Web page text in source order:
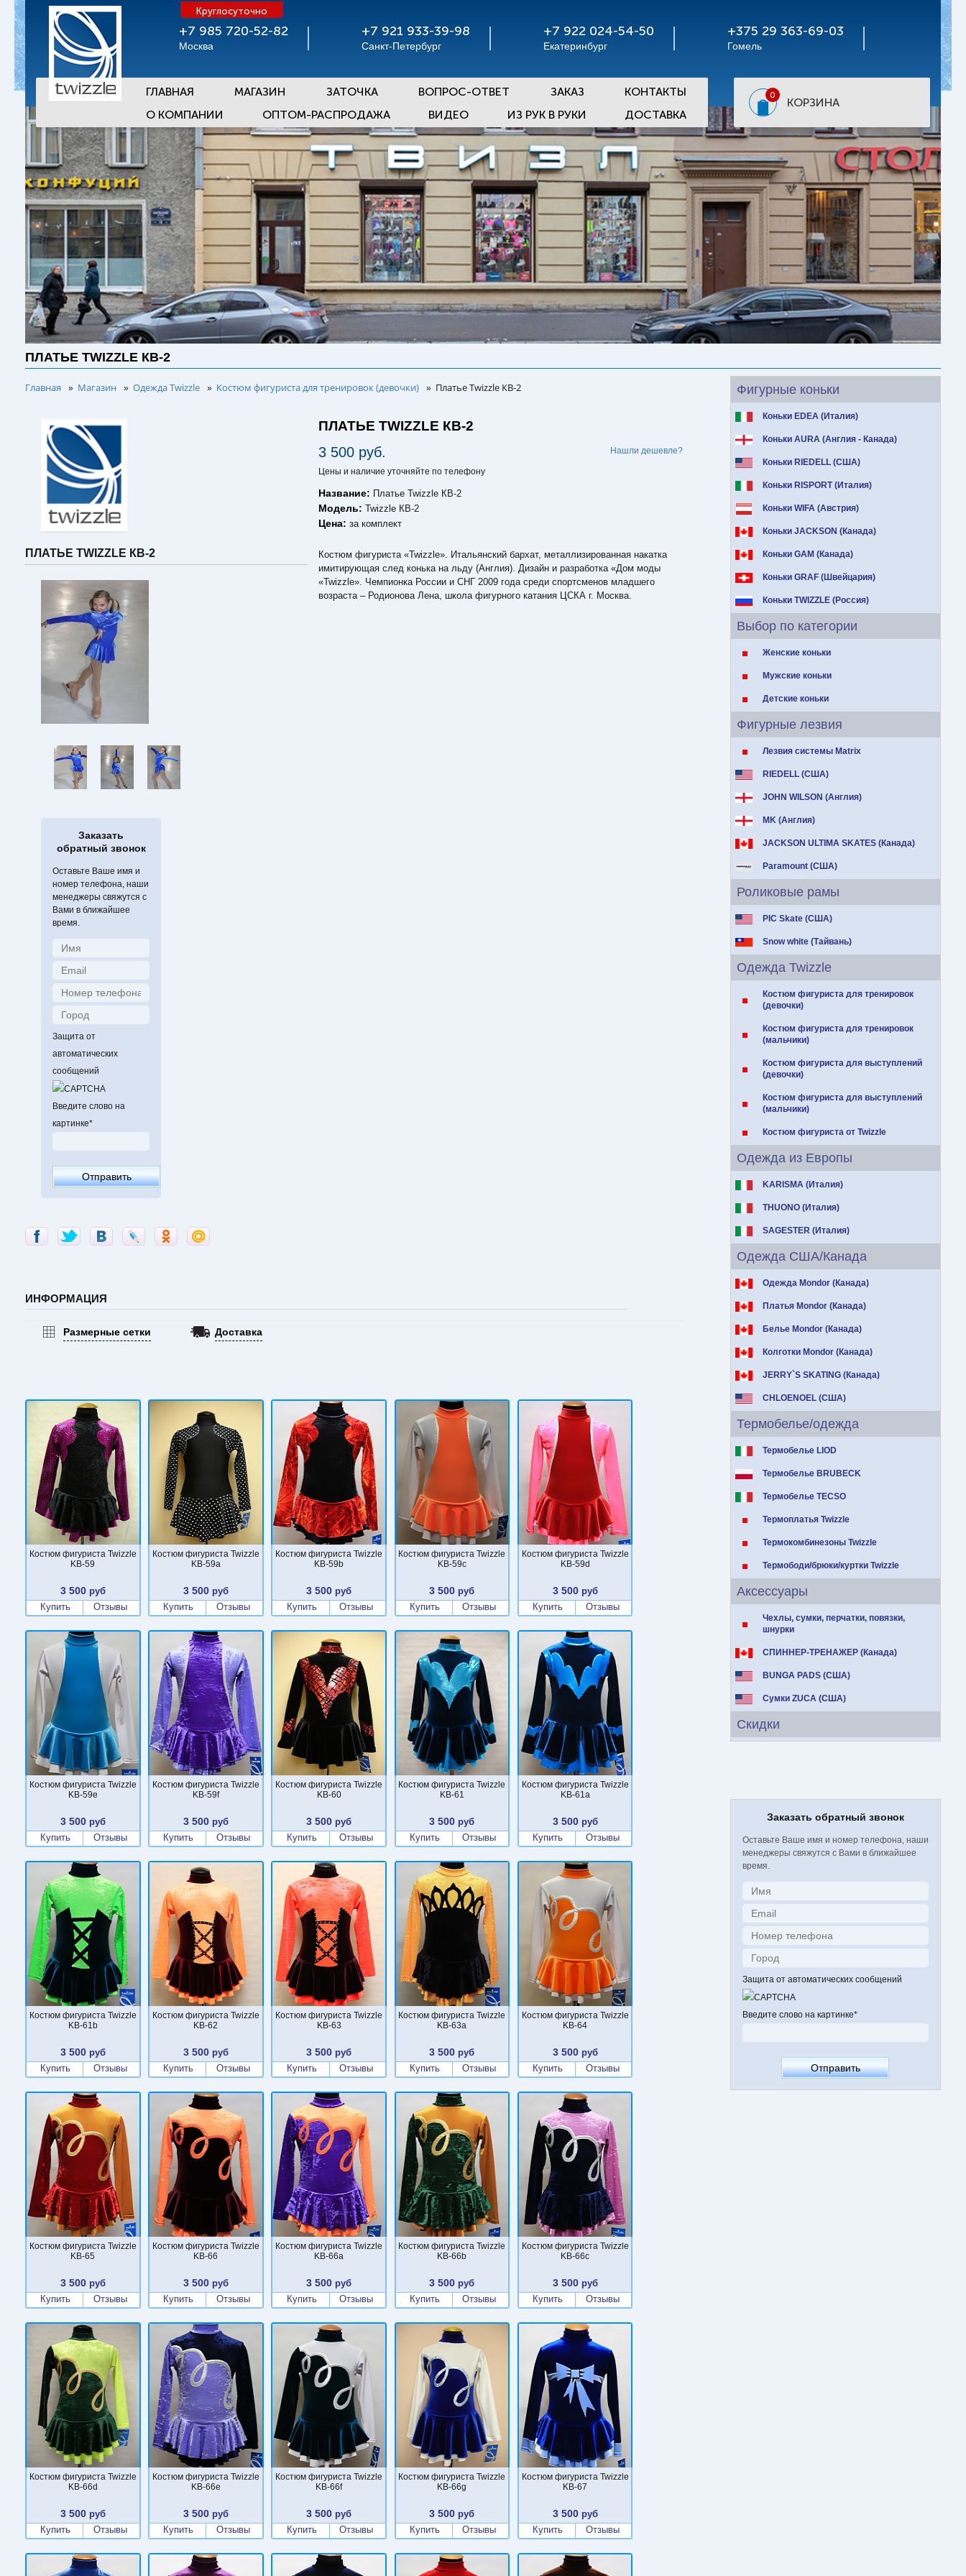
+7 985 720-52-82
Москва
Круглосуточно
+7 921 933-39-98
Санкт-Петербург
+7 922 024-54-50
Екатеринбург
+375 29 363-69-03
Гомель
ГЛАВНАЯ МАГАЗИН ЗАТОЧКА ВОПРОС-ОТВЕТ ЗАКАЗ
КОНТАКТЫ
О КОМПАНИИ
ОПТОМ-РАСПРОДАЖА ВИДЕО ИЗ РУК В РУКИ ДОСТАВКА
0
КОРЗИНА
ПЛАТЬЕ TWIZZLE КВ-2
Фигурные коньки
Коньки EDEA (Италия)
Коньки AURA (Англия - Канада)
Коньки RIEDELL (США)
Коньки RISPORT (Италия)
Коньки WIFA (Австрия)
Коньки JACKSON (Канада)
Коньки GAM (Канада)
Коньки GRAF (Швейцария)
Коньки TWIZZLE (Россия)
Выбор по категории
Женские коньки
Мужские коньки
Детские коньки
Фигурные лезвия
Лезвия системы Matrix
RIEDELL (США)
JOHN WILSON (Англия)
MK (Англия)
JACKSON ULTIMA SKATES (Канада)
Paramount (США)
Роликовые рамы
PIC Skate (США)
Snow white (Тайвань)
Одежда Twizzle
Костюм фигуриста для тренировок
(девочки)
Костюм фигуриста для тренировок
(мальчики)
Костюм фигуриста для выступлений
(девочки)
Костюм фигуриста для выступлений
(мальчики)
Костюм фигуриста от Twizzle
Одежда из Европы
KARISMA (Италия)
THUONO (Италия)
SAGESTER (Италия)
Одежда США/Канада
Одежда Mondor (Канада)
Платья Mondor (Канада)
Белье Mondor (Канада)
Колготки Mondor (Канада)
JERRY`S SKATING (Канада)
CHLOENOEL (США)
Термобелье/одежда
Термобелье LIOD
Термобелье BRUBECK
Термобелье TECSO
Термоплатья Twizzle
Термокомбинезоны Twizzle
Термободи/брюки/куртки Twizzle
Аксессуары
Чехлы, сумки, перчатки, повязки,
шнурки
СПИННЕР-ТРЕНАЖЕР (Канада)
BUNGA PADS (США)
Сумки ZUCA (США)
Скидки
Заказать обратный звонок
Оставьте Ваше имя и номер телефона, наши
менеджеры свяжутся с Вами в ближайшее
время.
Защита от автоматических сообщений
Введите слово на картинке*
Главная » Магазин » Одежда Twizzle » Костюм фигуриста для тренировок (девочки) » Платье Twizzle КВ-2
ПЛАТЬЕ TWIZZLE КВ-2
Заказать
обратный звонок
Оставьте Ваше имя и
номер телефона, наши
менеджеры свяжутся с
Вами в ближайшее
время.
Защита от
автоматических
сообщений
Введите слово на
картинке*
ПЛАТЬЕ TWIZZLE КВ-2
3 500 руб. Нашли дешевле?
Цены и наличие уточняйте по телефону
Название: Платье Twizzle КВ-2
Модель:Twizzle КВ-2
Цена:за комплект
Костюм фигуриста «Twizzle». Итальянский бархат, металлизированная накатка
имитирующая след конька на льду (Англия). Дизайн и разработка «Дом моды
«Twizzle». Чемпионка России и СНГ 2009 года среди спортсменов младшего
возраста – Родионова Лена, школа фигурного катания ЦСКА г. Москва.
ИНФОРМАЦИЯ
Размерные сетки Доставка
Костюм фигуриста Twizzle
KB-59
3 500руб
Купить
Отзывы
Костюм фигуриста Twizzle
KB-59a
3 500руб
Купить
Отзывы
Костюм фигуриста Twizzle
KB-59b
3 500 руб
Купить
Отзывы
Костюм фигуриста Twizzle
KB-59c
3 500 руб
Купить
Отзывы
Костюм фигуриста Twizzle
KB-59d
3 500руб
Купить
Отзывы
Костюм фигуриста Twizzle
KB-59e
3 500руб
Купить
Отзывы
Костюм фигуриста Twizzle
KB-59f
3 500руб
Купить
Отзывы
Костюм фигуриста Twizzle
KB-60
3 500 руб
Купить
Отзывы
Костюм фигуриста Twizzle
KB-61
3 500 руб
Купить
Отзывы
Костюм фигуриста Twizzle
KB-61a
3 500руб
Купить
Отзывы
Костюм фигуриста Twizzle
KB-61b
3 500руб
Купить
Отзывы
Костюм фигуриста Twizzle
KB-62
3 500руб
Купить
Отзывы
Костюм фигуриста Twizzle
KB-63
3 500 руб
Купить
Отзывы
Костюм фигуриста Twizzle
KB-63a
3 500 руб
Купить
Отзывы
Костюм фигуриста Twizzle
KB-64
3 500руб
Купить
Отзывы
Костюм фигуриста Twizzle
KB-65
3 500руб
Купить
Отзывы
Костюм фигуриста Twizzle
KB-66
3 500руб
Купить
Отзывы
Костюм фигуриста Twizzle
KB-66a
3 500 руб
Купить
Отзывы
Костюм фигуриста Twizzle
KB-66b
3 500 руб
Купить
Отзывы
Костюм фигуриста Twizzle
KB-66c
3 500руб
Купить
Отзывы
Костюм фигуриста Twizzle
KB-66d
3 500руб
Купить
Отзывы
Костюм фигуриста Twizzle
KB-66e
3 500руб
Купить
Отзывы
Костюм фигуриста Twizzle
KB-66f
3 500 руб
Купить
Отзывы
Костюм фигуриста Twizzle
KB-66g
3 500 руб
Купить
Отзывы
Костюм фигуриста Twizzle
KB-67
3 500руб
Купить
Отзывы